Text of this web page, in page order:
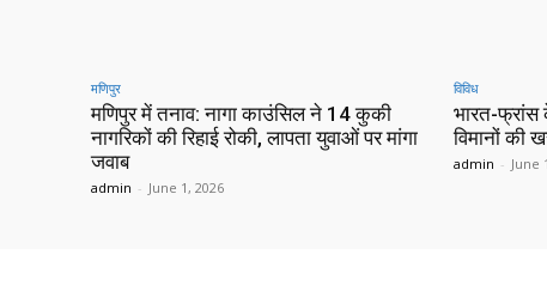
मणिपुर
मणिपुर में तनाव: नागा काउंसिल ने 14 कुकी
नागरिकों की रिहाई रोकी, लापता युवाओं पर मांगा
जवाब
admin - June 1, 2026
विविध
भारत-फ्रांस
विमानों की
admin - June